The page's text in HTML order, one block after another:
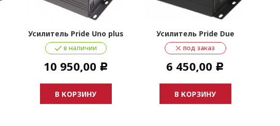
Усилитель Pride Uno plus
в наличии
10 950,00 Р
В КОРЗИНУ
Усилитель Pride Due
под заказ
6 450,00 Р
В КОРЗИНУ